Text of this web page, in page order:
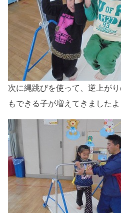
次に縄跳びを使って、逆上が
もできる子が増えてきましたよ